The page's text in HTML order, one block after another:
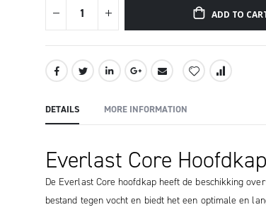
ADD TO
DETAILS
Everlast Core Hoofdkap
De Everlast Core hoofdkap heeft de beschikking
bestand tegen vocht en biedt het een optimale en
MORE INFORMATION